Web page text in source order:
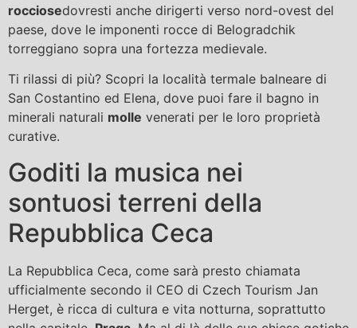
rocciosedovresti anche dirigerti verso nord-ovest del
paese, dove le imponenti rocce di Belogradchik
torreggiano sopra una fortezza medievale.
Ti rilassi di più? Scopri la località termale balneare di
San Costantino ed Elena, dove puoi fare il bagno in
minerali naturali molle venerati per le loro proprietà
curative.
Goditi la musica nei
sontuosi terreni della
Repubblica Ceca
La Repubblica Ceca, come sarà presto chiamata
ufficialmente secondo il CEO di Czech Tourism Jan
Herget, è ricca di cultura e vita notturna, soprattutto